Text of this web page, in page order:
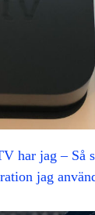
har jag – Så
jag